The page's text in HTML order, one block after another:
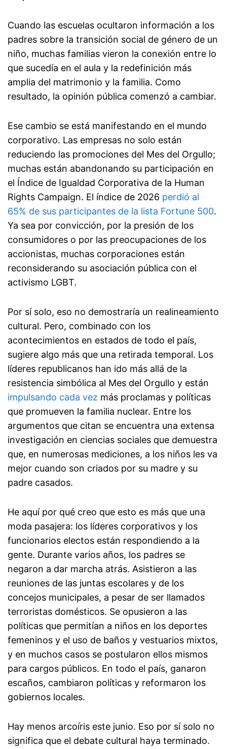
Cuando las escuelas ocultaron información a los
padres sobre la transición social de género de un
niño, muchas familias vieron la conexión entre lo
que sucedía en el aula y la redefinición más
amplia del matrimonio y la familia. Como
resultado, la opinión pública comenzó a cambiar.
Ese cambio se está manifestando en el mundo
corporativo. Las empresas no solo están
reduciendo las promociones del Mes del Orgullo;
muchas están abandonando su participación en
el Índice de Igualdad Corporativa de la Human
Rights Campaign. El índice de 2026 perdió al
65% de sus participantes de la lista Fortune 500.
Ya sea por convicción, por la presión de los
consumidores o por las preocupaciones de los
accionistas, muchas corporaciones están
reconsiderando su asociación pública con el
activismo LGBT.
Por sí solo, eso no demostraría un realineamiento
cultural. Pero, combinado con los
acontecimientos en estados de todo el país,
sugiere algo más que una retirada temporal. Los
líderes republicanos han ido más allá de la
resistencia simbólica al Mes del Orgullo y están
impulsando cada vez más proclamas y políticas
que promueven la familia nuclear. Entre los
argumentos que citan se encuentra una extensa
investigación en ciencias sociales que demuestra
que, en numerosas mediciones, a los niños les va
mejor cuando son criados por su madre y su
padre casados.
He aquí por qué creo que esto es más que una
moda pasajera: los líderes corporativos y los
funcionarios electos están respondiendo a la
gente. Durante varios años, los padres se
negaron a dar marcha atrás. Asistieron a las
reuniones de las juntas escolares y de los
concejos municipales, a pesar de ser llamados
terroristas domésticos. Se opusieron a las
políticas que permitían a niños en los deportes
femeninos y el uso de baños y vestuarios mixtos,
y en muchos casos se postularon ellos mismos
para cargos públicos. En todo el país, ganaron
escaños, cambiaron políticas y reformaron los
gobiernos locales.
Hay menos arcoíris este junio. Eso por sí solo no
significa que el debate cultural haya terminado.